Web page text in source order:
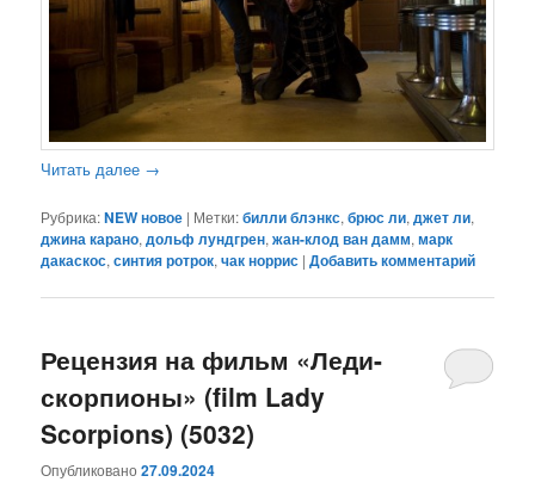
Читать далее →
Рубрика:NEW новое | Метки:билли блэнкс,брюс ли,джет ли,
джина карано,дольф лундгрен,жан-клод ван дамм,марк
дакаскос,синтия ротрок,чак норрис |Добавить комментарий
Рецензия на фильм «Леди-
скорпионы» (film Lady
Scorpions) (5032)
Опубликовано27.09.2024